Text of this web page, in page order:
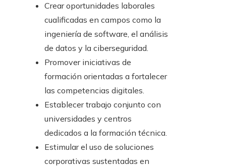
Crear oportunidades laborales
cualificadas en campos como la
ingeniería de software, el análisis
de datos y la ciberseguridad.
Promover iniciativas de
formación orientadas a fortalecer
las competencias digitales.
Establecer trabajo conjunto con
universidades y centros
dedicados a la formación técnica.
Estimular el uso de soluciones
corporativas sustentadas en